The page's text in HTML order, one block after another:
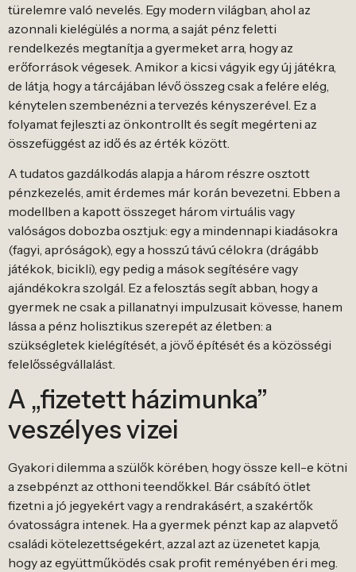
türelemre való nevelés. Egy modern világban, ahol az
azonnali kielégülés a norma, a saját pénz feletti
rendelkezés megtanítja a gyermeket arra, hogy az
erőforrások végesek. Amikor a kicsi vágyik egy új játékra,
de látja, hogy a tárcájában lévő összeg csak a felére elég,
kénytelen szembenézni a tervezés kényszerével. Ez a
folyamat fejleszti az önkontrollt és segít megérteni az
összefüggést az idő és az érték között.
A tudatos gazdálkodás alapja a három részre osztott
pénzkezelés, amit érdemes már korán bevezetni. Ebben a
modellben a kapott összeget három virtuális vagy
valóságos dobozba osztjuk: egy a mindennapi kiadásokra
(fagyi, apróságok), egy a hosszú távú célokra (drágább
játékok, bicikli), egy pedig a mások segítésére vagy
ajándékokra szolgál. Ez a felosztás segít abban, hogy a
gyermek ne csak a pillanatnyi impulzusait kövesse, hanem
lássa a pénz holisztikus szerepét az életben: a
szükségletek kielégítését, a jövő építését és a közösségi
felelősségvállalást.
A „fizetett házimunka”
veszélyes vizei
Gyakori dilemma a szülők körében, hogy össze kell-e kötni
a zsebpénzt az otthoni teendőkkel. Bár csábító ötlet
fizetni a jó jegyekért vagy a rendrakásért, a szakértők
óvatosságra intenek. Ha a gyermek pénzt kap az alapvető
családi kötelezettségekért, azzal azt az üzenetet kapja,
hogy az együttműködés csak profit reményében éri meg.